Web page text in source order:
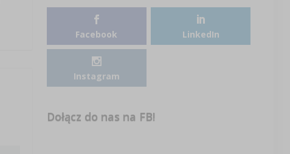
Facebook LinkedIn
Instagram
Dołącz do nas na FB!